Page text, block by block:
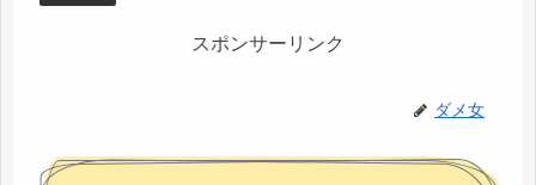
スポンサーリンク
ダメ女